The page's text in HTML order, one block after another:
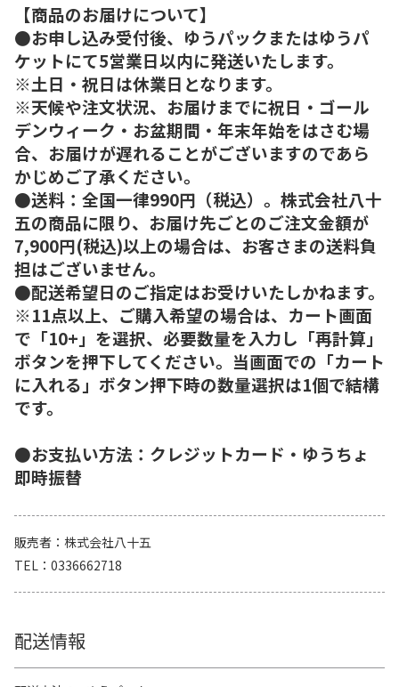
【商品のお届けについて】
●お申し込み受付後、ゆうパックまたはゆうパ
ケットにて5営業日以内に発送いたします。
※土日・祝日は休業日となります。
※天候や注文状況、お届けまでに祝日・ゴール
デンウィーク・お盆期間・年末年始をはさむ場
合、お届けが遅れることがございますのであら
かじめご了承ください。
●送料：全国一律990円（税込）。株式会社八十
五の商品に限り、お届け先ごとのご注文金額が
7,900円(税込)以上の場合は、お客さまの送料負
担はございません。
●配送希望日のご指定はお受けいたしかねます。
※11点以上、ご購入希望の場合は、カート画面
で「10+」を選択、必要数量を入力し「再計算」
ボタンを押下してください。当画面での「カート
に入れる」ボタン押下時の数量選択は1個で結構
です。
●お支払い方法：クレジットカード・ゆうちょ
即時振替
販売者
株式会社八十五
TEL
0336662718
配送情報